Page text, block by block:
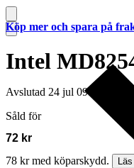
Intel
Avslutad 24 jul 09:33
Såld för
72 kr
78 kr med köparskydd.
Köp mer och spara på